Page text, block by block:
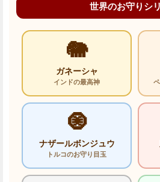
世界のお守りシ
🐘
ガネーシャ
インドの最高神
🧿
ナザールボンジュウ
トルコのお守り目玉